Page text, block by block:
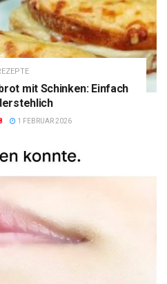
mit Schinken: Einfach
1 FEBRUAR 2026